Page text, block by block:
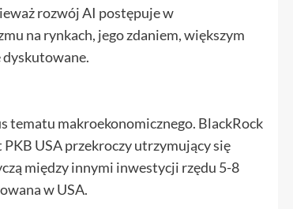
rozwój AI postępuje w
na rynkach, jego zdaniem, większym
dyskutowane.
tematu makroekonomicznego. BlackRock
USA przekroczy utrzymujący się
między innymi inwestycji rzędu 5-8
w USA.